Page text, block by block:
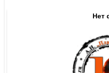
Нет